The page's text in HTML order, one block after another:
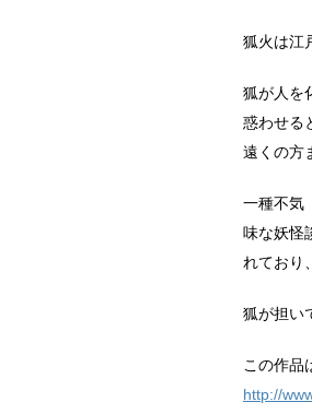
狐火は江
狐が人を
惑わせる
遠くの方
一種不気
味な妖怪
れており
狐が担い
この作品
http://